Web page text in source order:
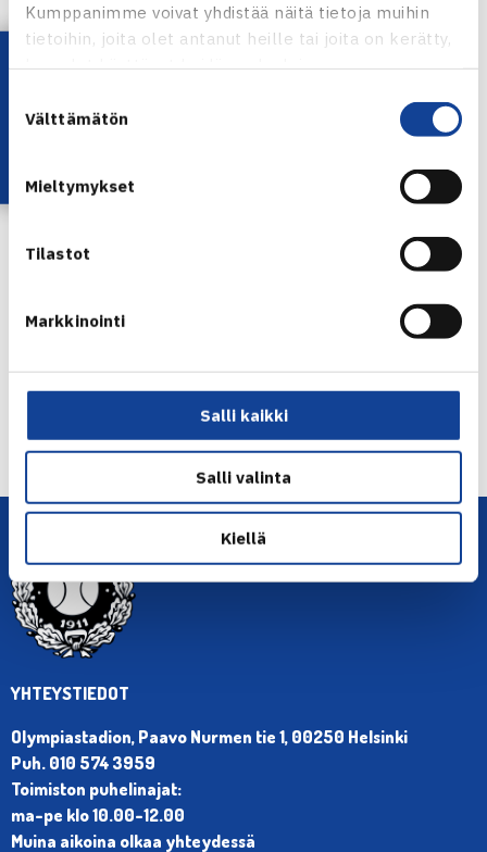
Kumppanimme voivat yhdistää näitä tietoja muihin
tietoihin, joita olet antanut heille tai joita on kerätty,
kun olet käyttänyt heidän palvelujaan.
valinta
Välttämätön
Mieltymykset
Tilastot
Markkinointi
Salli kaikki
Salli valinta
Kiellä
NAISET
1-divisioonaan putosi: KarTe
← Edellinen
Seuraava uutinen: Tennislehti 6/16 ilmestynyt:…
→
Lataa OmaTennis!
YHTEYSTIEDOT
Olympiastadion, Paavo Nurmen tie 1, 00250 Helsinki
Puh. 010 574 3959
Toimiston puhelinajat:
ma-pe klo 10.00-12.00
Muina aikoina olkaa yhteydessä